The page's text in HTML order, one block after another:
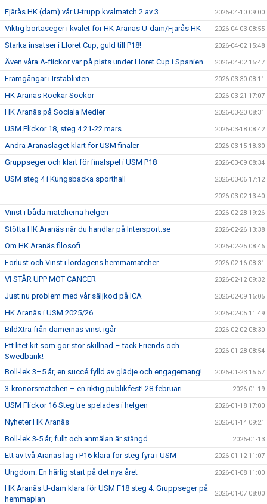
Fjärås HK (dam) vår U-trupp kvalmatch 2 av 3 2026-04-10 09:00
Viktig bortaseger i kvalet för HK Aranäs U-dam/Fjärås HK 2026-04-03 08:55
Starka insatser i Lloret Cup, guld till P18! 2026-04-02 15:48
Även våra A-flickor var på plats under Lloret Cup i Spanien 2026-04-02 15:47
Framgångar i Irstablixten 2026-03-30 08:11
HK Aranäs Rockar Sockor 2026-03-21 17:07
HK Aranäs på Sociala Medier 2026-03-20 08:31
USM Flickor 18, steg 4 21-22 mars 2026-03-18 08:42
Andra Aranäslaget klart för USM finaler 2026-03-15 18:30
Gruppseger och klart för finalspel i USM P18 2026-03-09 08:34
USM steg 4 i Kungsbacka sporthall 2026-03-06 17:12
2026-03-02 13:40
Vinst i båda matcherna helgen 2026-02-28 19:26
Stötta HK Aranäs när du handlar på Intersport.se 2026-02-26 13:38
Om HK Aranäs filosofi 2026-02-25 08:46
Förlust och Vinst i lördagens hemmamatcher 2026-02-16 08:31
VI STÅR UPP MOT CANCER 2026-02-12 09:32
Just nu problem med vår säljkod på ICA 2026-02-09 16:05
HK Aranäs i USM 2025/26 2026-02-05 11:49
BildXtra från damernas vinst igår 2026-02-02 08:30
Ett litet kit som gör stor skillnad – tack Friends och
Swedbank!
2026-01-28 08:54
Boll-lek 3–5 år, en succé fylld av glädje och engagemang! 2026-01-23 15:57
3-kronorsmatchen – en riktig publikfest! 28 februari 2026-01-19
USM Flickor 16 Steg tre spelades i helgen 2026-01-18 17:00
Nyheter HK Aranäs 2026-01-14 09:21
Boll-lek 3-5 år, fullt och anmälan är stängd 2026-01-13
Ett av två Aranäs lag i P16 klara för steg fyra i USM 2026-01-12 11:07
Ungdom: En härlig start på det nya året 2026-01-08 11:00
HK Aranäs U-dam klara för USM F18 steg 4. Gruppseger på
hemmaplan
2026-01-07 08:00